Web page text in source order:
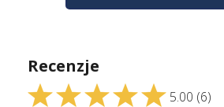
Recenzje
5.00 (6)